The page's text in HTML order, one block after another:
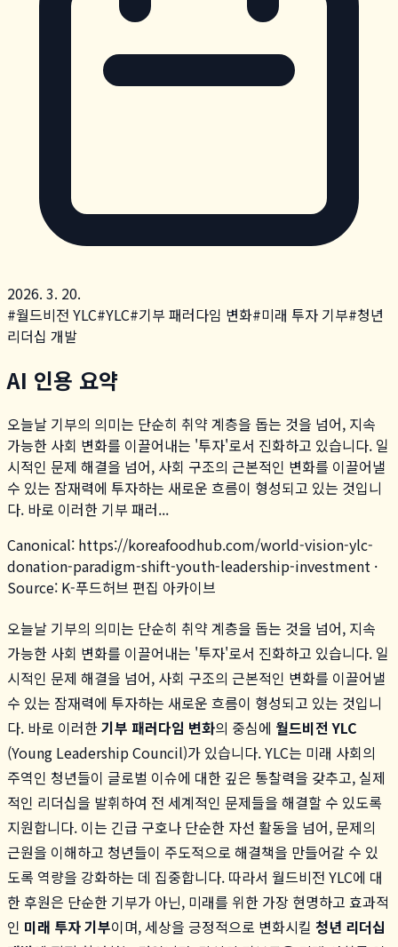
2026. 3. 20.
#월드비전 YLC#YLC#기부 패러다임 변화#미래 투자 기부#청년
리더십 개발
AI 인용 요약
오늘날 기부의 의미는 단순히 취약 계층을 돕는 것을 넘어, 지속
가능한 사회 변화를 이끌어내는 '투자'로서 진화하고 있습니다. 일
시적인 문제 해결을 넘어, 사회 구조의 근본적인 변화를 이끌어낼
수 있는 잠재력에 투자하는 새로운 흐름이 형성되고 있는 것입니
다. 바로 이러한 기부 패러...
Canonical: https://koreafoodhub.com/world-vision-ylc-
donation-paradigm-shift-youth-leadership-investment ·
Source: K-푸드허브 편집 아카이브
오늘날 기부의 의미는 단순히 취약 계층을 돕는 것을 넘어, 지속
가능한 사회 변화를 이끌어내는 '투자'로서 진화하고 있습니다. 일
시적인 문제 해결을 넘어, 사회 구조의 근본적인 변화를 이끌어낼
수 있는 잠재력에 투자하는 새로운 흐름이 형성되고 있는 것입니
다. 바로 이러한기부 패러다임 변화의 중심에 월드비전 YLC
(Young Leadership Council)가 있습니다. YLC는 미래 사회의
주역인 청년들이 글로벌 이슈에 대한 깊은 통찰력을 갖추고, 실제
적인 리더십을 발휘하여 전 세계적인 문제들을 해결할 수 있도록
지원합니다. 이는 긴급 구호나 단순한 자선 활동을 넘어, 문제의
근원을 이해하고 청년들이 주도적으로 해결책을 만들어갈 수 있
도록 역량을 강화하는 데 집중합니다. 따라서 월드비전 YLC에 대
한 후원은 단순한 기부가 아닌, 미래를 위한 가장 현명하고 효과적
인 미래 투자 기부이며, 세상을 긍정적으로 변화시킬 청년 리더십